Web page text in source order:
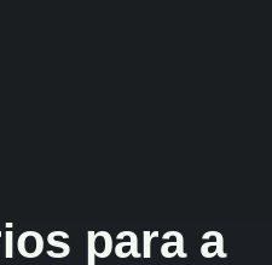
para a